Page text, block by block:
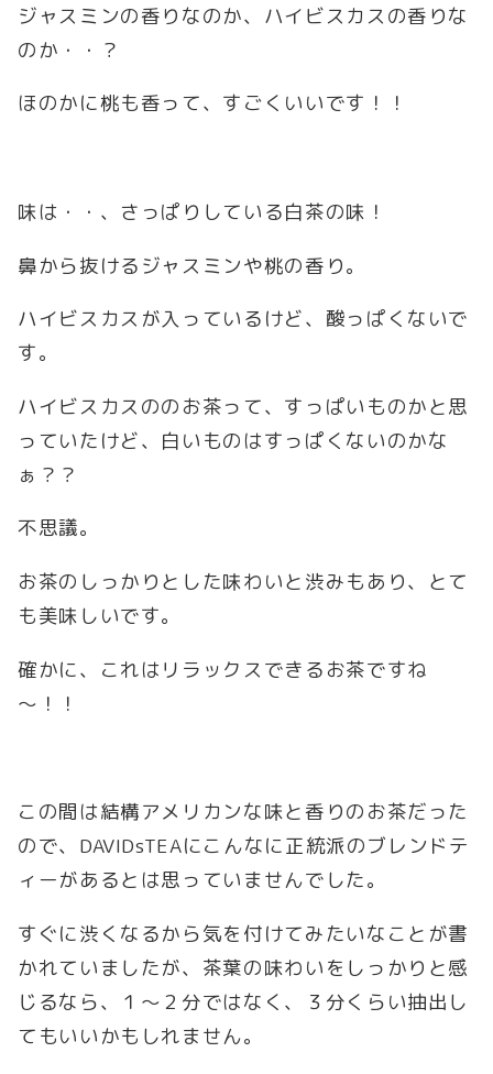
ジャスミンの香りなのか、ハイビスカスの香りな
のか・・？
ほのかに桃も香って、すごくいいです！！
味は・・、さっぱりしている白茶の味！
鼻から抜けるジャスミンや桃の香り。
ハイビスカスが入っているけど、酸っぱくないで
す。
ハイビスカスののお茶って、すっぱいものかと思
っていたけど、白いものはすっぱくないのかな
ぁ？？
不思議。
お茶のしっかりとした味わいと渋みもあり、とて
も美味しいです。
確かに、これはリラックスできるお茶ですね
～！！
この間は結構アメリカンな味と香りのお茶だった
ので、DAVIDsTEAにこんなに正統派のブレンドテ
ィーがあるとは思っていませんでした。
すぐに渋くなるから気を付けてみたいなことが書
かれていましたが、茶葉の味わいをしっかりと感
じるなら、１～２分ではなく、３分くらい抽出し
てもいいかもしれません。